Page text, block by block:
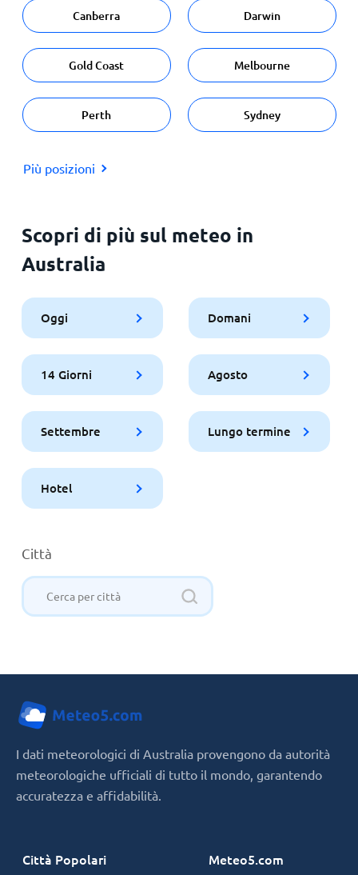
Canberra Darwin
Gold Coast Melbourne
Perth Sydney
Più posizioni
Scopri di più sul meteo in
Australia
Oggi Domani
14 Giorni Agosto
Settembre Lungo termine
Hotel
Città
I dati meteorologici di Australia provengono da autorità
meteorologiche ufficiali di tutto il mondo, garantendo
accuratezza e affidabilità.
Città Popolari Meteo5.com